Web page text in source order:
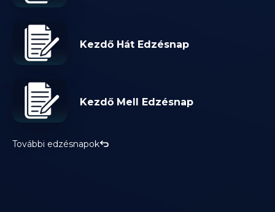
Kezdő Hát Edzésnap
Kezdő Mell Edzésnap
További edzésnapok